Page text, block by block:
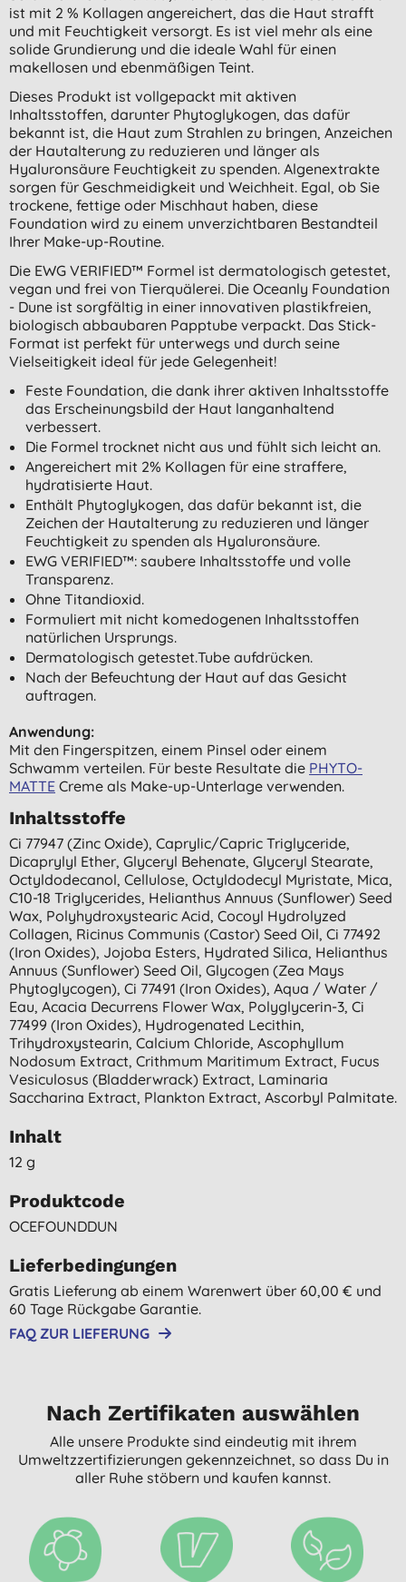
ist mit 2 % Kollagen angereichert, das die Haut strafft
und mit Feuchtigkeit versorgt. Es ist viel mehr als eine
solide Grundierung und die ideale Wahl für einen
makellosen und ebenmäßigen Teint.
Dieses Produkt ist vollgepackt mit aktiven
Inhaltsstoffen, darunter Phytoglykogen, das dafür
bekannt ist, die Haut zum Strahlen zu bringen, Anzeichen
der Hautalterung zu reduzieren und länger als
Hyaluronsäure Feuchtigkeit zu spenden. Algenextrakte
sorgen für Geschmeidigkeit und Weichheit. Egal, ob Sie
trockene, fettige oder Mischhaut haben, diese
Foundation wird zu einem unverzichtbaren Bestandteil
Ihrer Make-up-Routine.
Die EWG VERIFIED™ Formel ist dermatologisch getestet,
vegan und frei von Tierquälerei. Die Oceanly Foundation
- Dune ist sorgfältig in einer innovativen plastikfreien,
biologisch abbaubaren Papptube verpackt. Das Stick-
Format ist perfekt für unterwegs und durch seine
Vielseitigkeit ideal für jede Gelegenheit!
Feste Foundation, die dank ihrer aktiven Inhaltsstoffe
das Erscheinungsbild der Haut langanhaltend
verbessert.
Die Formel trocknet nicht aus und fühlt sich leicht an.
Angereichert mit 2% Kollagen für eine straffere,
hydratisierte Haut.
Enthält Phytoglykogen, das dafür bekannt ist, die
Zeichen der Hautalterung zu reduzieren und länger
Feuchtigkeit zu spenden als Hyaluronsäure.
EWG VERIFIED™: saubere Inhaltsstoffe und volle
Transparenz.
Ohne Titandioxid.
Formuliert mit nicht komedogenen Inhaltsstoffen
natürlichen Ursprungs.
Dermatologisch getestet.Tube aufdrücken.
Nach der Befeuchtung der Haut auf das Gesicht
auftragen.
Anwendung:
Mit den Fingerspitzen, einem Pinsel oder einem
Schwamm verteilen. Für beste Resultate die PHYTO-
MATTE Creme als Make-up-Unterlage verwenden.
Inhaltsstoffe
Ci 77947 (zinc Oxide), Caprylic/capric Triglyceride,
Dicaprylyl Ether, Glyceryl Behenate, Glyceryl Stearate,
Octyldodecanol, Cellulose, Octyldodecyl Myristate, Mica,
C10-18 Triglycerides, Helianthus Annuus (sunflower) Seed
Wax, Polyhydroxystearic Acid, Cocoyl Hydrolyzed
Collagen, Ricinus Communis (castor) Seed Oil, Ci 77492
(iron Oxides), Jojoba Esters, Hydrated Silica, Helianthus
Annuus (sunflower) Seed Oil, Glycogen (zea Mays
Phytoglycogen), Ci 77491 (iron Oxides), Aqua / Water /
Eau, Acacia Decurrens Flower Wax, Polyglycerin-3, Ci
77499 (iron Oxides), Hydrogenated Lecithin,
Trihydroxystearin, Calcium Chloride, Ascophyllum
Nodosum Extract, Crithmum Maritimum Extract, Fucus
Vesiculosus (bladderwrack) Extract, Laminaria
Saccharina Extract, Plankton Extract, Ascorbyl Palmitate.
Inhalt
12 g
Produktcode
OCEFOUNDDUN
Lieferbedingungen
Gratis Lieferung ab einem Warenwert über 60,00 € und
60 Tage Rückgabe Garantie.
FAQ ZUR LIEFERUNG
Nach Zertifikaten auswählen
Alle unsere Produkte sind eindeutig mit ihrem
Umweltzzertifizierungen gekennzeichnet, so dass Du in
aller Ruhe stöbern und kaufen kannst.